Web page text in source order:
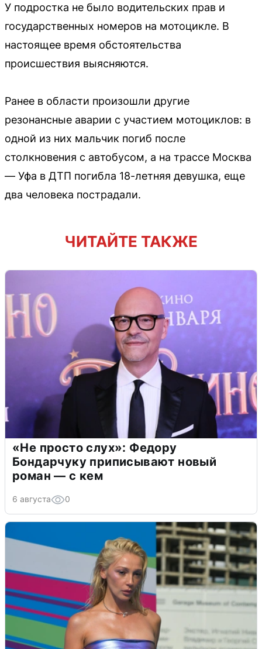
У подростка не было водительских прав и
государственных номеров на мотоцикле. В
настоящее время обстоятельства
происшествия выясняются.
Ранее в области произошли другие
резонансные аварии с участием мотоциклов: в
одной из них мальчик погиб после
столкновения с автобусом, а на трассе Москва
— Уфа в ДТП погибла 18-летняя девушка, еще
два человека пострадали.
ЧИТАЙТЕ ТАКЖЕ
«Не просто слух»: Федору
Бондарчуку приписывают новый
роман — с кем
6 августа 0